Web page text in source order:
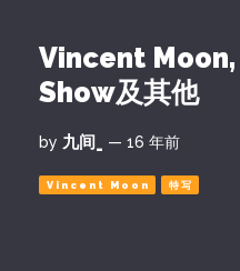
Vincent
Show及其他
by 九间_ — 16 年前
Vincent Moon 特写